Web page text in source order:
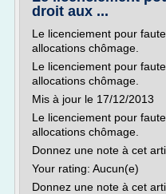
droit aux ...
Le licenciement pour
allocations chômage.
Le licenciement pour
allocations chômage.
Mis à jour le 17/12/2013
Le licenciement pour
allocations chômage.
Donnez une note à cet
Your rating: Aucun(e)
Donnez une note à cet